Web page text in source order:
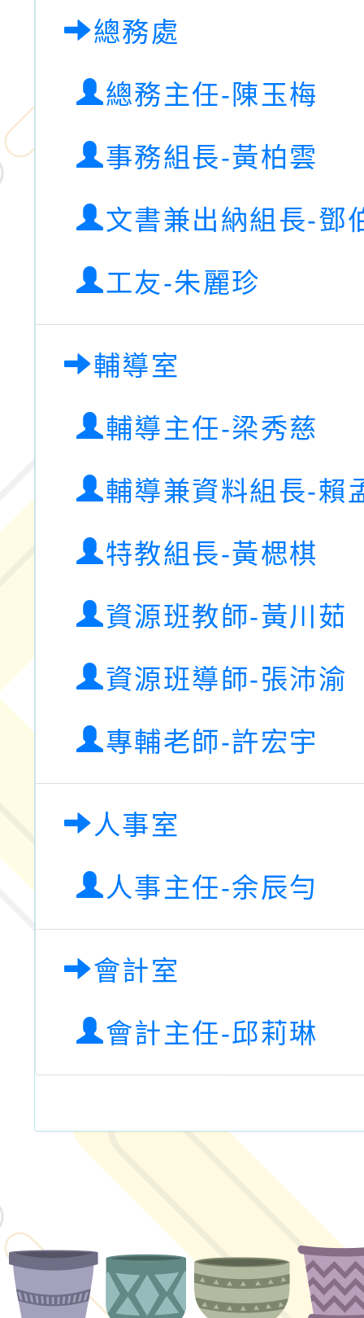
總務處
總務主任-陳玉梅
事務組長-黃柏雲
文書兼出納組長-鄧
工友-朱麗珍
輔導室
輔導主任-梁秀慈
輔導兼資料組長-賴
特教組長-黃楒棋
資源班教師-黃川茹
資源班導師-張沛渝
專輔老師-許宏宇
人事室
人事主任-余辰勻
會計室
會計主任-邱莉琳